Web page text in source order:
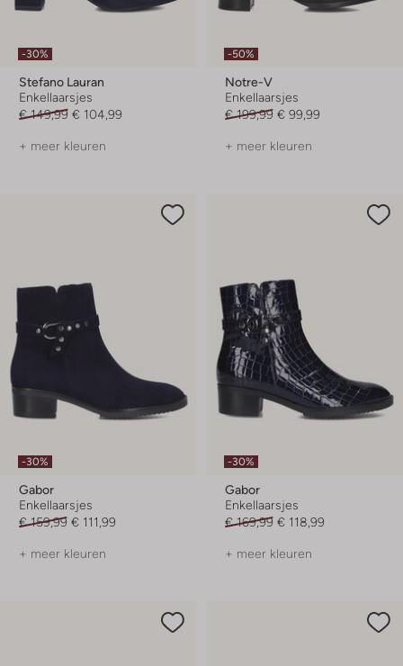
-30%
Stefano Lauran
Enkellaarsjes
€ 149,99 € 104,99
+ meer kleuren
-50%
Notre-V
Enkellaarsjes
€ 199,99 € 99,99
+ meer kleuren
-30%
Gabor
Enkellaarsjes
€ 159,99 € 111,99
+ meer kleuren
-30%
Gabor
Enkellaarsjes
€ 169,99 € 118,99
+ meer kleuren